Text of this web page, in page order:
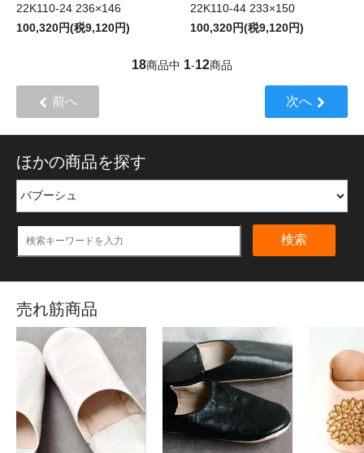
22K110-24 236×146
100,320円(税9,120円)
22K110-44 233×150
100,320円(税9,120円)
18商品中 1-12商品
前へ 次へ
ほかの商品を探す
検索
売れ筋商品